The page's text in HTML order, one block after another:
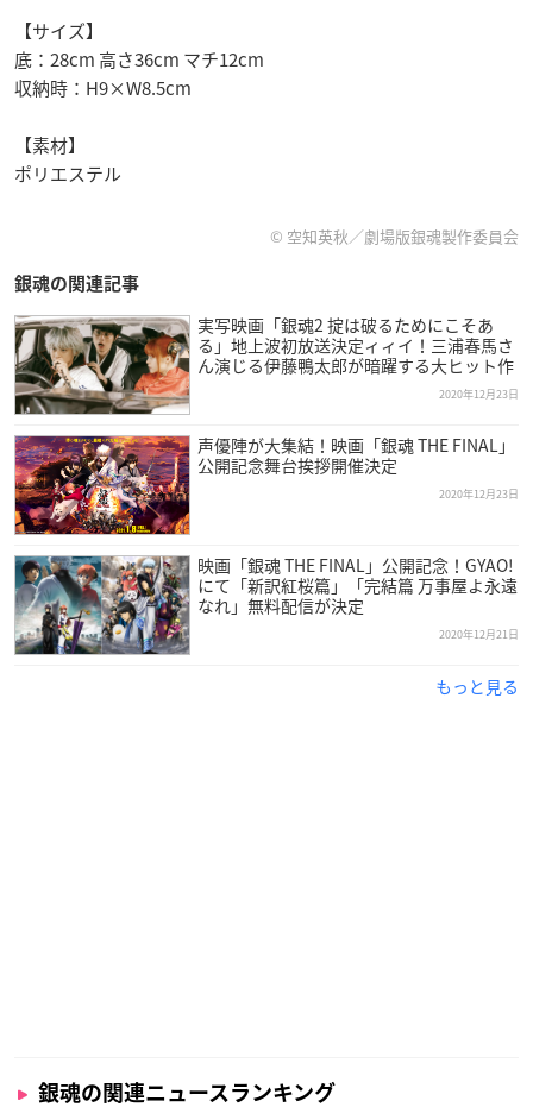
【サイズ】
底：28cm 高さ36cm マチ12cm
収納時：H9×W8.5cm
【素材】
ポリエステル
© 空知英秋／劇場版銀魂製作委員会
銀魂の関連記事
実写映画「銀魂2 掟は破るためにこそあ
る」地上波初放送決定ィィイ！三浦春馬さ
ん演じる伊藤鴨太郎が暗躍する大ヒット作
2020年12月23日
声優陣が大集結！映画「銀魂 THE FINAL」
公開記念舞台挨拶開催決定
2020年12月23日
映画「銀魂 THE FINAL」公開記念！GYAO!
にて「新訳紅桜篇」「完結篇 万事屋よ永遠
なれ」無料配信が決定
2020年12月21日
もっと見る
銀魂の関連ニュースランキング